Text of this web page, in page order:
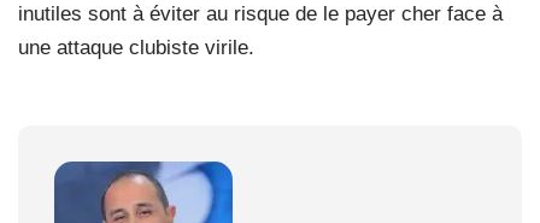
inutiles sont à éviter au risque de le payer cher face à
une attaque clubiste virile.